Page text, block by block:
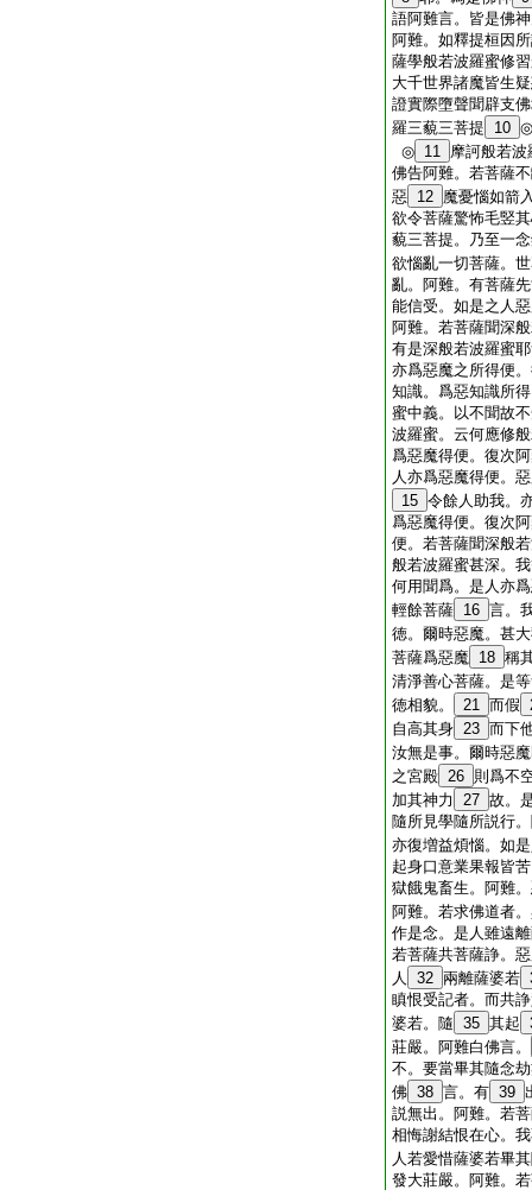
語阿難言。皆是佛
阿難。如釋提桓因
薩學般若波羅蜜修
大千世界諸魔皆生
證實際墮聲聞辟支
羅三藐三菩提
10 ◎
◎ 11 摩訶般若
佛告阿難。若菩薩
惡 12 魔憂惱如箭
欲令菩薩驚怖毛竪
藐三菩提。乃至一
欲惱亂一切菩薩。
亂。阿難。有菩薩
能信受。如是之人
阿難。若菩薩聞深
有是深般若波羅蜜
亦爲惡魔之所得便
知識。爲惡知識所
蜜中義。以不聞故
波羅蜜。云何應修
爲惡魔得便。復次
人亦爲惡魔得便。
15 令餘人助我。
爲惡魔得便。復次
便。若菩薩聞深般
般若波羅蜜甚深。
何用聞爲。是人亦
輕餘菩薩 16 言。
徳。爾時惡魔。甚
菩薩爲惡魔 18 稱
清淨善心菩薩。是
徳相貌。
21 而假
自高其身 23 而下
汝無是事。爾時惡
之宮殿 26 則爲不
加其神力
27 故。
隨所見學隨所説行
亦復増益煩惱。如
起身口意業果報皆
獄餓鬼畜生。阿難
阿難。若求佛道者
作是念。是人雖遠
若菩薩共菩薩諍。
人
32 兩離薩婆若
瞋恨受記者。而共
婆若。隨 35 其起
莊嚴。阿難白佛言。
不。要當畢其隨念
佛 38 言。有 39
説無出。阿難。若
相悔謝結恨在心。
人若愛惜薩婆若畢
發大莊嚴。阿難。